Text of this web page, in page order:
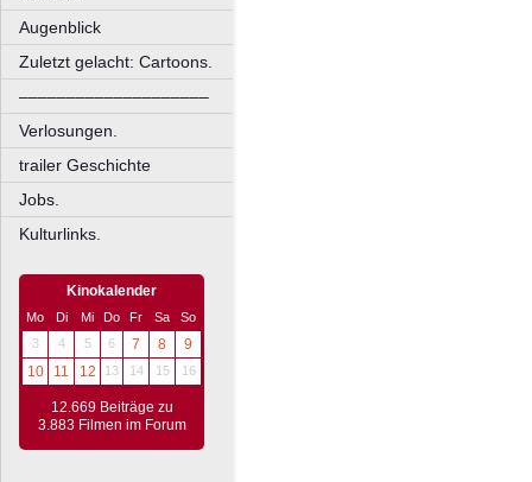
Augenblick
Zuletzt gelacht: Cartoons.
––––––––––––––––––––
Verlosungen.
trailer Geschichte
Jobs.
Kulturlinks.
Kinokalender
Mo Di Mi Do Fr Sa
So
3
4 5 6 7 8
9
10
11 12 13 14 15 16
12.669 Beiträge zu
3.883 Filmen im Forum